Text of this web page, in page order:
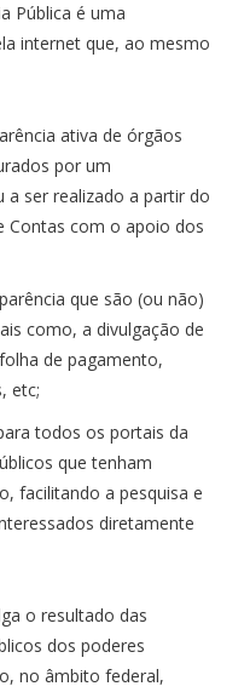
Pública é uma
internet que, ao mesmo
ativa de órgãos
por um
ser realizado a partir do
Contas com o apoio dos
que são (ou não)
como, a divulgação de
de pagamento,
etc;
todos os portais da
que tenham
facilitando a pesquisa e
diretamente
o resultado das
dos poderes
no âmbito federal,